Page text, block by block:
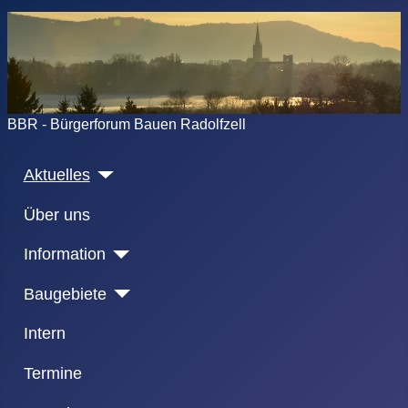
BBR - Bürgerforum Bauen Radolfzell
Aktuelles
Über uns
Information
Baugebiete
Intern
Termine